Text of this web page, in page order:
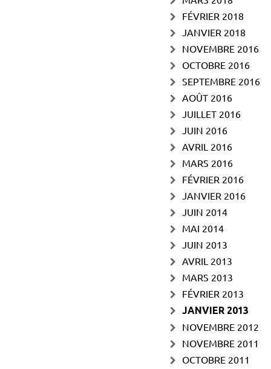
FÉVRIER 2018
JANVIER 2018
NOVEMBRE 2016
OCTOBRE 2016
SEPTEMBRE 2016
AOÛT 2016
JUILLET 2016
JUIN 2016
AVRIL 2016
MARS 2016
FÉVRIER 2016
JANVIER 2016
JUIN 2014
MAI 2014
JUIN 2013
AVRIL 2013
MARS 2013
FÉVRIER 2013
JANVIER 2013
NOVEMBRE 2012
NOVEMBRE 2011
OCTOBRE 2011